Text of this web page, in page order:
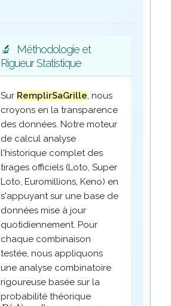
🔬
Méthodologie et
Rigueur Statistique
Sur RemplirSaGrille, nous
croyons en la transparence
des données. Notre moteur
de calcul analyse
l'historique complet des
tirages officiels (Loto, Super
Loto, Euromillions, Keno) en
s'appuyant sur une base de
données mise à jour
quotidiennement. Pour
chaque combinaison
testée, nous appliquons
une analyse combinatoire
rigoureuse basée sur la
probabilité théorique